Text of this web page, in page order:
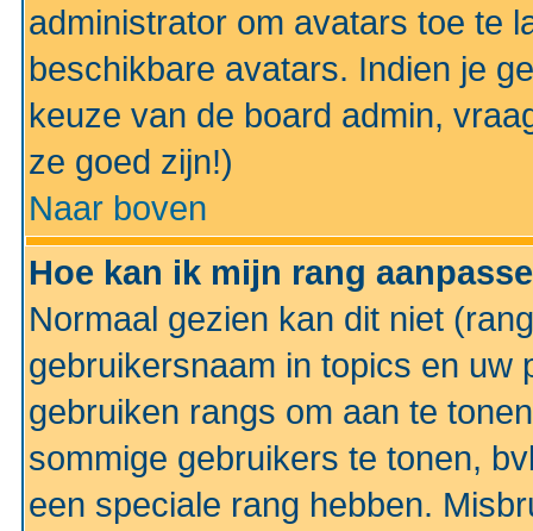
administrator om avatars toe te
beschikbare avatars. Indien je
keuze van de board admin,
ze goed zijn!)
Naar boven
Hoe kan ik mijn rang
Normaal gezien kan dit niet
gebruikersnaam in topics en uw
gebruiken rangs om aan te
sommige gebruikers te tonen,
een speciale rang hebben.